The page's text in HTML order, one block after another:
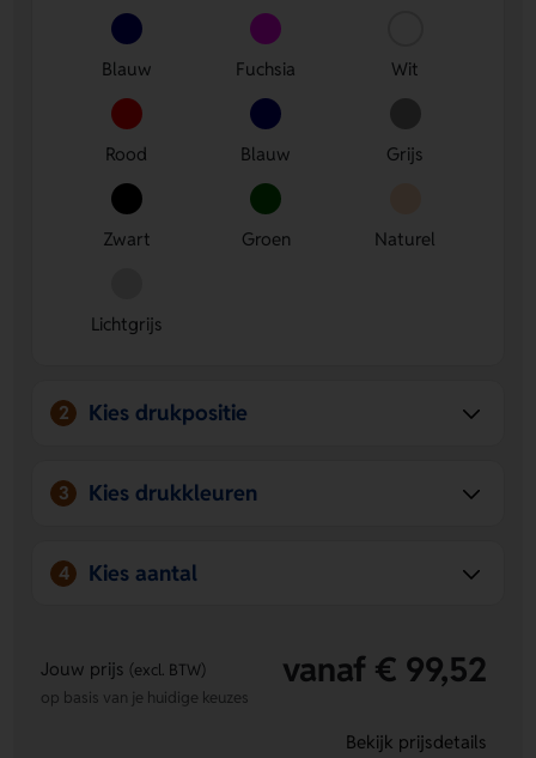
Warm en comfortabel.
De acryl winter muts is fijn voor
koude dagen en prettig om te dragen.
Blauw Fuchsia Wit
Rood Blauw Grijs
Zwart Groen Naturel
Lichtgrijs
2 Kies drukpositie
3 Kies drukkleuren
4 Kies aantal
Jouw prijs (excl. BTW) vanaf € 99,52
op basis van je huidige keuzes
Bekijk prijsdetails